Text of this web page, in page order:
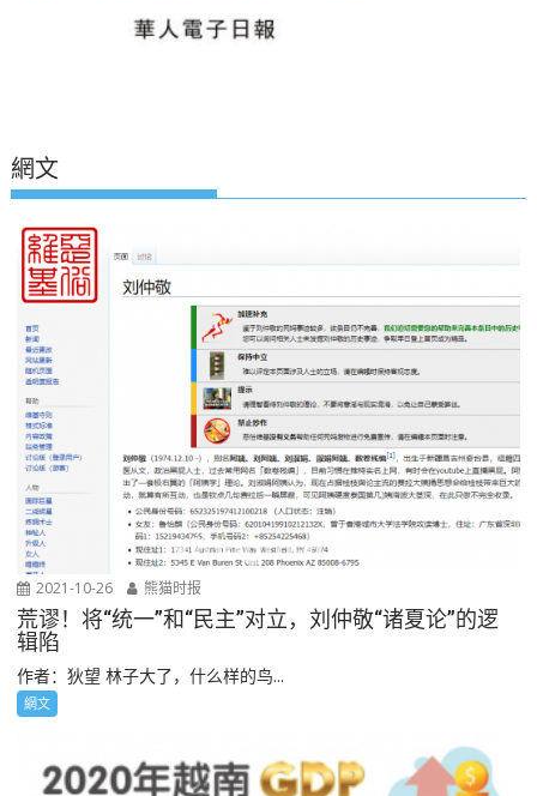
網文
2021-10-26 熊猫时报
荒谬！将“统一”和“民主”对立，刘仲敬“诸夏论”的逻
辑陷
作者：狄望 林子大了，什么样的鸟...
網文